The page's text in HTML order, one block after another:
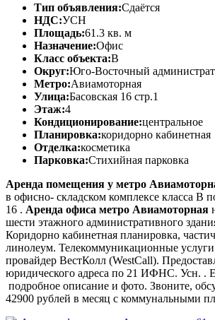
Тип объявления:Сдаётся
НДС:УСН
Площадь:61.3 кв. м
Назначение:Офис
Класс объекта:B
Округ:Юго-Восточный
Метро:Авиамоторная
Улица:Басовская 16 стр.1
Этаж:4
Кондиционирование:центральное
Планировка:коридорно кабинетная
Отделка:косметика
Парковка:Стихийная парковка
Аренда помещения у метро
в офисно- складском комплексе класса В
16 . Аренда офиса метро Авиамоторная
шести этажного административного
Коридорно кабинетная планировка,
линолеум. Телекоммуникационные услуги
провайдер ВестКолл (WestCall).
юридического адреса по 21 ИФНС. Усн. .
подробное описание и фото. Звоните,
42900 рублей в месяц с коммунальными